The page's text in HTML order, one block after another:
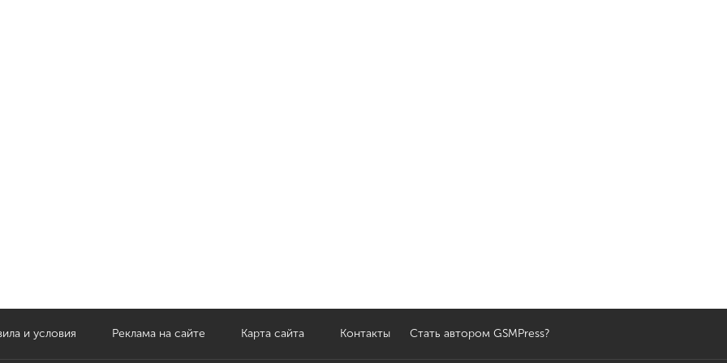
и условия Реклама на сайте Карта сайта Контакты Стать автором GSMPress?